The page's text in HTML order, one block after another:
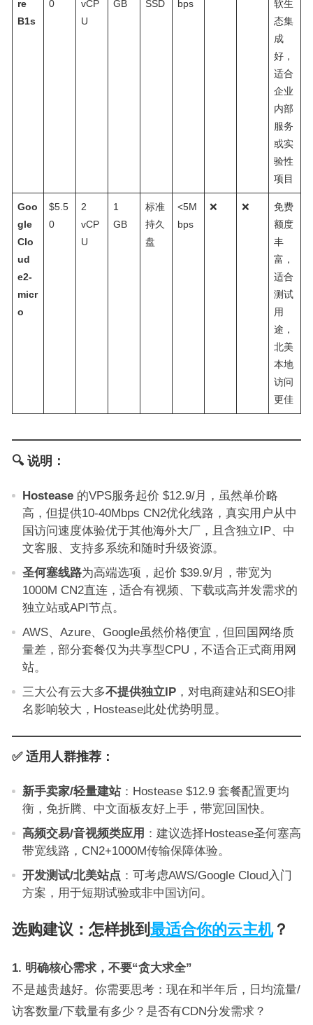
re
B1s
0
vCP
U
GB SSD bps
软生
态集
成
好，
适合
企业
内部
服务
或实
验性
项目
Goo
gle
Clo
ud
e2-
micr
o
$5.5
0
2
vCP
U
1
GB
标准
持久
盘
<5M
bps
❌ ❌
免费
额度
丰
富，
适合
测试
用
途，
北美
本地
访问
更佳
🔍 说明：
Hostease的VPS服务起价 $12.9/月，虽然单价略
高，但提供10-40Mbps CN2优化线路，真实用户从中
国访问速度体验优于其他海外大厂，且含独立IP、中
文客服、支持多系统和随时升级资源。
圣何塞线路为高端选项，起价 $39.9/月，带宽为
1000M CN2直连，适合有视频、下载或高并发需求的
独立站或API节点。
AWS、Azure、Google虽然价格便宜，但回国网络质
量差，部分套餐仅为共享型CPU，不适合正式商用网
站。
三大公有云大多不提供独立IP，对电商建站和SEO排
名影响较大，Hostease此处优势明显。
✅ 适用人群推荐：
新手卖家/轻量建站：Hostease $12.9 套餐配置更均
衡，免折腾、中文面板友好上手，带宽回国快。
高频交易/音视频类应用 ：建议选择Hostease圣何塞高
带宽线路，CN2+1000M传输保障体验。
开发测试/北美站点 ：可考虑AWS/Google Cloud入门
方案，用于短期试验或非中国访问。
选购建议：怎样挑到 最适合你的云主机？
1. 明确核心需求，不要“贪大求全”
不是越贵越好。你需要思考：现在和半年后，日均流量/
访客数量/下载量有多少？是否有CDN分发需求？